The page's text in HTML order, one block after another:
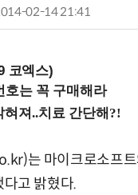
02-14 21:41
코엑스)
는 마이크로소프
고 밝혔다.